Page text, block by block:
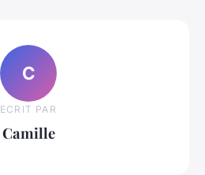
C
ECRIT PAR
Camille